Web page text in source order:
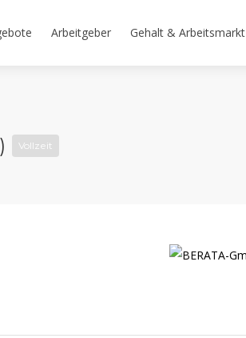
Arbeitgeber Gehalt & Arbeitsmarkt
Vollzeit